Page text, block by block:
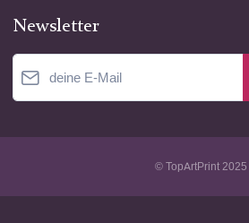
Newsletter
© TopArtPrint 2025